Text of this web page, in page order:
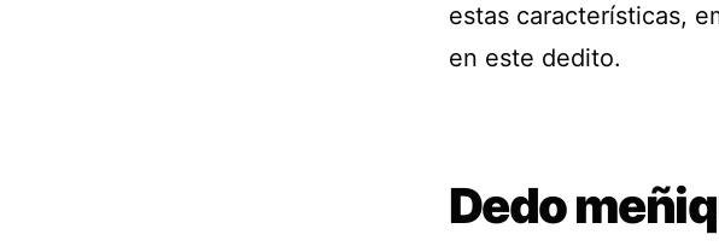
estas características,
en este dedito.
Dedo